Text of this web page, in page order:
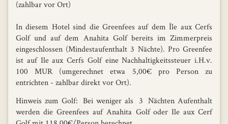
(zahlbar vor Ort)
In diesem Hotel sind die Greenfees auf dem Île aux Cerfs
Golf und auf dem Anahita Golf bereits im Zimmerpreis
eingeschlossen (Mindestaufenthalt 3 Nächte). Pro Greenfee
ist auf Ile aux Cerfs Golf eine Nachhaltigkeitssteuer i.H.v.
100 MUR (umgerechnet etwa 5,00€ pro Person zu
entrichten - zahlbar direkt vor Ort).
Hinweis zum Golf: Bei weniger als 3 Nächten Aufenthalt
werden die Greenfees auf Anahita Golf oder Ile aux Cerf